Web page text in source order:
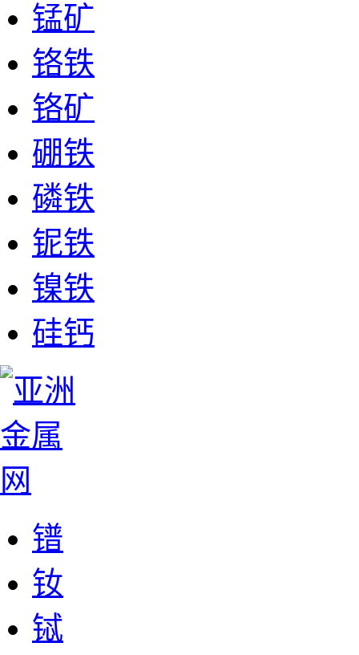
锰矿
铬铁
铬矿
硼铁
磷铁
铌铁
镍铁
硅钙
镨
钕
铽